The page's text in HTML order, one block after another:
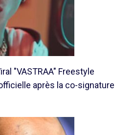
"VASTRAA" Freestyle
après la co-signature